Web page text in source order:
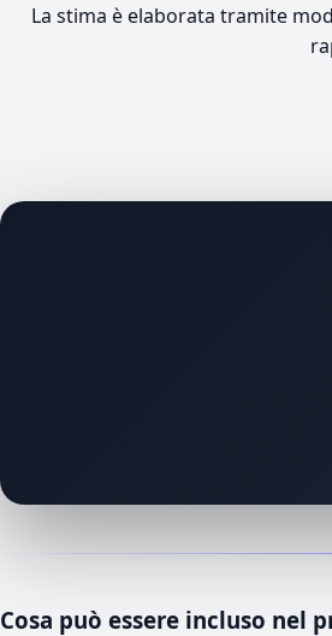
La stima è elaborata tramite
Cosa può essere incluso nel